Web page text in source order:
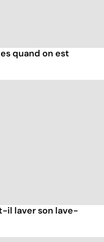
quand on est
il laver son lave-